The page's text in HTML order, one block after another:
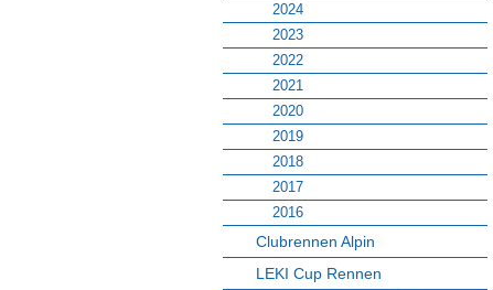
2024
2023
2022
2021
2020
2019
2018
2017
2016
Clubrennen Alpin
LEKI Cup Rennen